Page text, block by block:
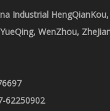
Industrial
WenZhou,
62250902